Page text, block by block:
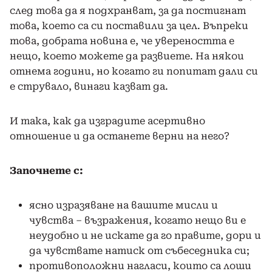
след това да я подхранват, за да постигнат
това, което са си поставили за цел. Въпреки
това, добрата новина е, че увереността е
нещо, което можете да развиете. На някои
отнема години, но когато ги попитат дали си
е струвало, винаги казват да.
И така, как да изградите асертивно
отношение и да останете верни на него?
Започнете с:
ясно изразяване на вашите мисли и
чувства – възражения, когато нещо ви е
неудобно и не искате да го правите, дори и
да чувствате натиск от събеседника си;
противоположни нагласи, които са лоши